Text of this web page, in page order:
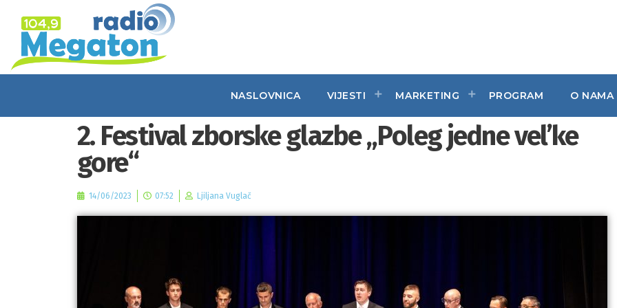
NASLOVNICA VIJESTI MARKETING PROGRAM O NAMA
2. Festival zborske glazbe „Poleg jedne vel’ke
gore“
14/06/2023 07:52 Ljiljana Vuglač